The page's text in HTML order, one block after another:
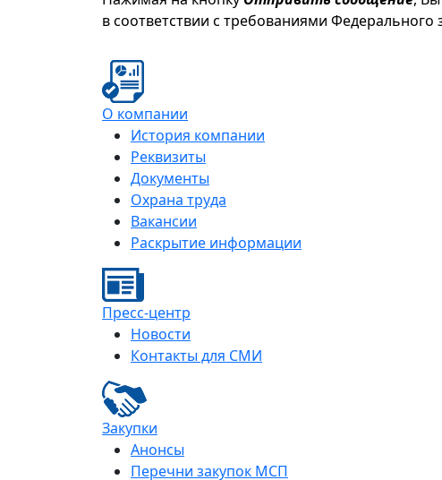
в соответствии с требованиями
О компании
История компании
Реквизиты
Документы
Охрана труда
Вакансии
Раскрытие информации
Пресс-центр
Новости
Контакты для СМИ
Закупки
Анонсы
Перечни закупок МСП